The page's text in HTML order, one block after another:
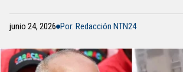
junio 24, 2026 Por: Redacción NTN24